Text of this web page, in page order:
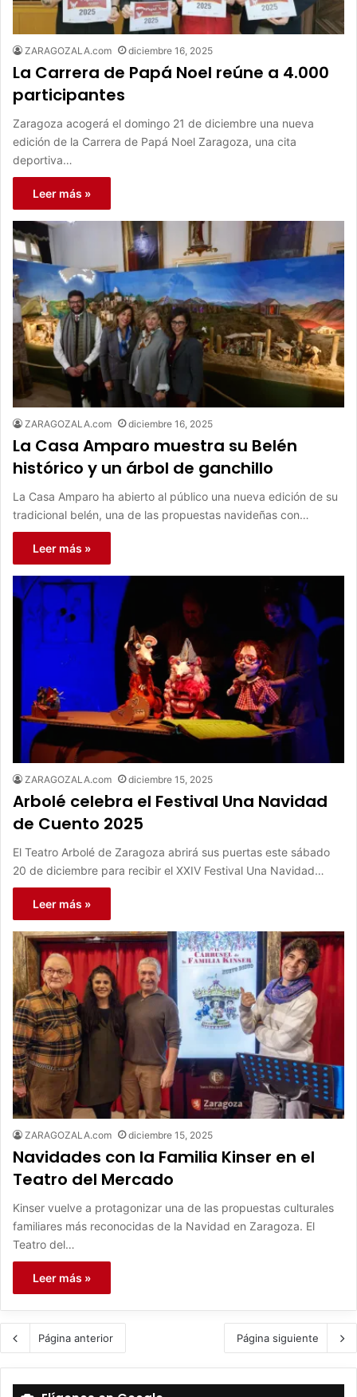
ZARAGOZALA.com diciembre 16, 2025
La Carrera de Papá Noel reúne a 4.000
participantes
Zaragoza acogerá el domingo 21 de diciembre una nueva
edición de la Carrera de Papá Noel Zaragoza, una cita
deportiva…
Leer más »
ZARAGOZALA.com diciembre 16, 2025
La Casa Amparo muestra su Belén
histórico y un árbol de ganchillo
La Casa Amparo ha abierto al público una nueva edición de su
tradicional belén, una de las propuestas navideñas con…
Leer más »
ZARAGOZALA.com diciembre 15, 2025
Arbolé celebra el Festival Una Navidad
de Cuento 2025
El Teatro Arbolé de Zaragoza abrirá sus puertas este sábado
20 de diciembre para recibir el XXIV Festival Una Navidad…
Leer más »
ZARAGOZALA.com diciembre 15, 2025
Navidades con la Familia Kinser en el
Teatro del Mercado
Kinser vuelve a protagonizar una de las propuestas culturales
familiares más reconocidas de la Navidad en Zaragoza. El
Teatro del…
Leer más »
Página anterior Página siguiente